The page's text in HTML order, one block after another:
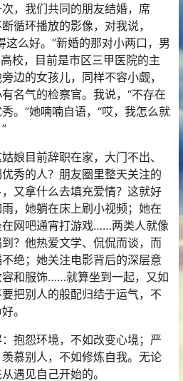
，我们共同的朋友结婚，席
循环播放的影像，对我说，
这么好。”新婚的那对小两口，男
校，目前是市区三甲医院的主
边的女孩儿，同样不容小觑，
名气的检察官。我说，“不存在
。”她喃喃自语，“哎，我怎么就
娘目前辞职在家，大门不出、
秀的人？朋友圈里整天关注的
又拿什么去填充爱情？这就好
，她躺在床上刷小视频；她在
网吧通宵打游戏……两类人就像
？他热爱文学、侃侃而谈，而
绝；她关注电影背后的深层意
和服饰……就算坐到一起，又如
把别人的般配归结于运气，不
。
抱怨环境，不如改变心境；严
慕别人，不如修炼自我。无论
遇见自己开始的。